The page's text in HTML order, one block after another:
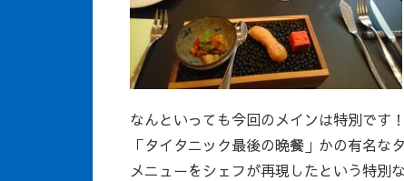
なんといっても今回のメインは特別です！
「タイタニック最後の晩餐」かの有名な
メニューをシェフが再現したという特別